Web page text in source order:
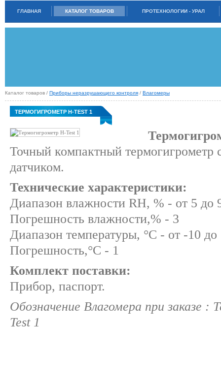
ГЛАВНАЯ КАТАЛОГ ТОВАРОВ ПРОТЕХНОЛОГИИ - УРАЛ
Каталог товаров / Приборы неразрушающего контроля / Влагомеры
ТЕРМОГИГРОМЕТР H-TEST 1
Точный компактный термогигрометр
датчиком.
Технические характеристики:
Диапазон влажности RH, % - от 5 до
Погрешность влажности,% - 3
Диапазон температуры, °С - от -10 до
Погрешность,°С - 1
Комплект поставки:
Прибор, паспорт.
Обозначение Влагомера при заказе :
Test 1